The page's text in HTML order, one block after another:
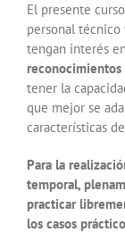
El presente
personal técnico
tengan interés
tener la
que mejor se
características
Para la
temporal,
practicar
los casos